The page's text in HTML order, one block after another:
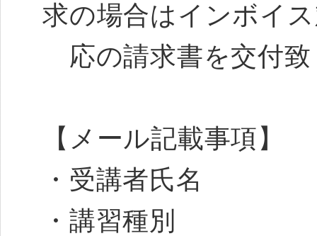
求の場合はインボイ
応の請求書を交付致
【メール記載事項】
・受講者氏名
・講習種別